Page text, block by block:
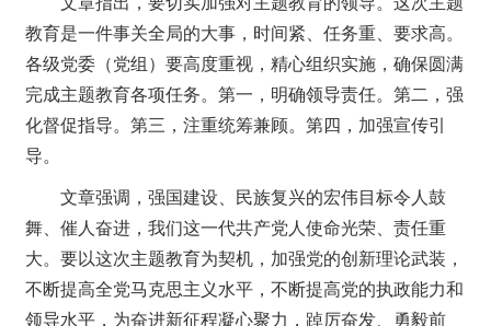
教育是一件事关全局的大事，时间紧、任务重、要求高。
各级党委（党组）要高度重视，精心组织实施，确保圆满
完成主题教育各项任务。第一，明确领导责任。第二，强
化督促指导。第三，注重统筹兼顾。第四，加强宣传引
导。
文章强调，强国建设、民族复兴的宏伟目标令人鼓
舞、催人奋进，我们这一代共产党人使命光荣、责任重
大。要以这次主题教育为契机，加强党的创新理论武装，
不断提高全党马克思主义水平，不断提高党的执政能力和
领导水平，为奋进新征程凝心聚力，踔厉奋发、勇毅前